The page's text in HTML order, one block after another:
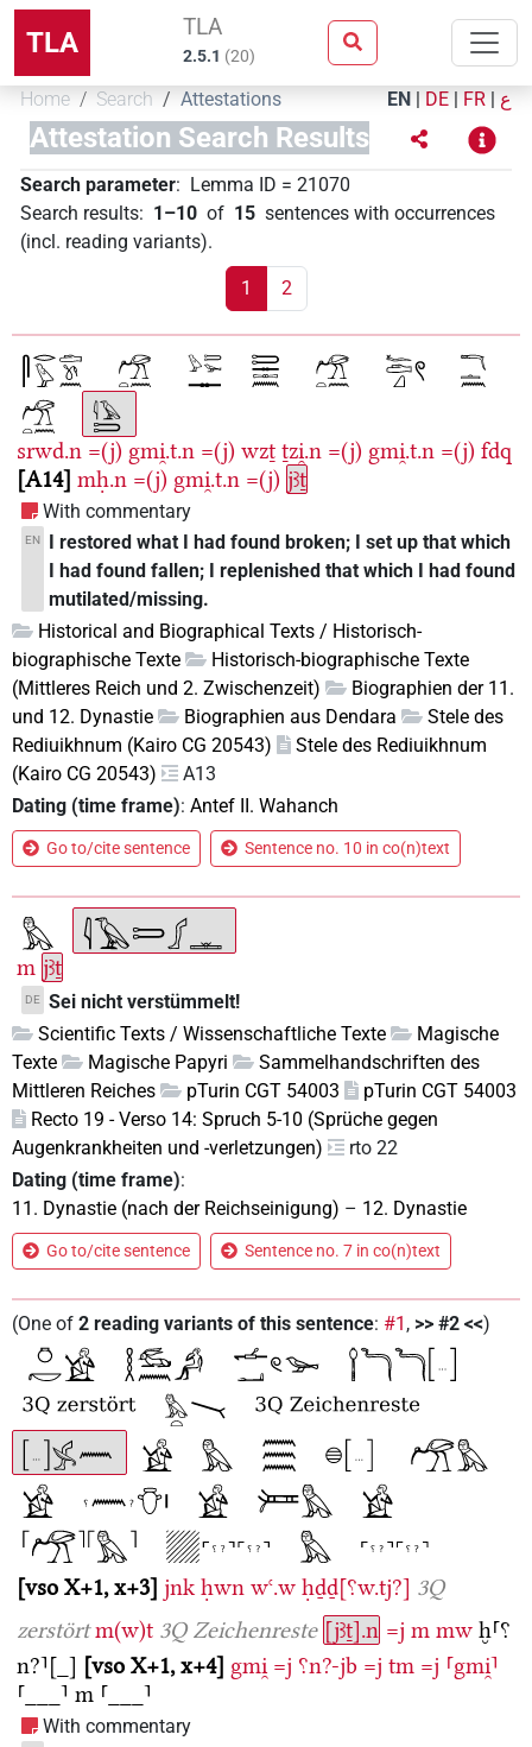
TLA TLA
2.5.1 (20)
Home Search Attestations EN | DE | FR | ع
Attestation Search Results
Search parameter: Lemma ID = 21070
Search results: 1–10 of 15 sentences with occurrences
(incl. reading variants).
1 2
srwd.n =(j) gmi̯.t.n =(j) wzṯ ṯzi̯.n =(j) gmi̯.t.n =(j) fdq
A14 mḥ.n =(j) gmi̯.t.n =(j) jꜣṯ
With commentary
EN
I restored what I had found broken; I set up that which
I had found fallen; I replenished that which I had found
mutilated/missing.
Historical and Biographical Texts / Historisch-
biographische Texte
Historisch-biographische Texte
(Mittleres Reich und 2. Zwischenzeit)
Biographien der 11.
und 12. Dynastie
Biographien aus Dendara
Stele des
Rediuikhnum (Kairo CG 20543)
Stele des Rediuikhnum
(Kairo CG 20543)
A13
Dating (time frame): Antef II. Wahanch
Go to/cite sentence Sentence no. 10 in co(n)text
m jꜣṯ
DE Sei nicht verstümmelt!
Scientific Texts / Wissenschaftliche Texte
Magische
Texte
Magische Papyri
Sammelhandschriften des
Mittleren Reiches
pTurin CGT 54003
pTurin CGT 54003
Recto 19 - Verso 14: Spruch 5-10 (Sprüche gegen
Augenkrankheiten und -verletzungen)
rto 22
Dating (time frame):
11. Dynastie (nach der Reichseinigung) – 12. Dynastie
Go to/cite sentence Sentence no. 7 in co(n)text
(One of 2 reading variants of this sentence: #1 , >> #2 <<)
vso X+1, x+3 jnk ḥwn wꜥ.w ḥḏḏ[⸮w.tj?] 3Q
zerstört m(w)t 3Q Zeichenreste [jꜣṯ].n =j m mw ḫ⸢⸮
n?⸣[_]
vso X+1, x+4 gmi̯ =j ⸮n?-jb =j tm =j ⸢gmi̯⸣
⸢___⸣ m ⸢___⸣
With commentary